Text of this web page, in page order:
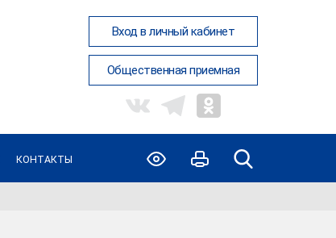
Вход в личный кабинет
Общественная приемная
КОНТАКТЫ